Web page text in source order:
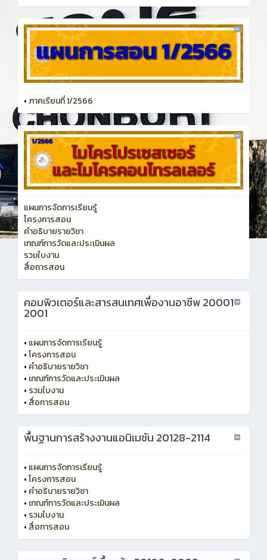
• ภาคเรียนที่ 1/2566
แผนการจัดการเรียนรู้
โครงการสอน
คำอธิบายรายวิชา
เกณฑ์การวัดและประเมินผล
รวมใบงาน
สื่อการสอน
คอมพิวเตอร์และสารสนเทศเพื่องานอาชีพ 20001-
2001
• แผนการจัดการเรียนรู้
•โครงการสอน
• คำอธิบายรายวิชา
• เกณฑ์การวัดและประเมินผล
• รวมใบงาน
• สื่อการสอน
พื้นฐานการสร้างงานแอนิเมชัน 20128-2114
• แผนการจัดการเรียนรู้
•โครงการสอน
• คำอธิบายรายวิชา
• เกณฑ์การวัดและประเมินผล
• รวมใบงาน
• สื่อการสอน